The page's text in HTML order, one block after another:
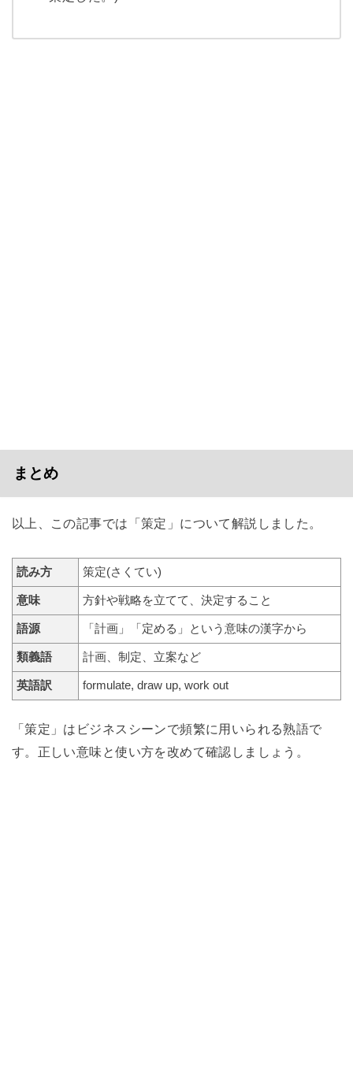
まとめ
以上、この記事では「策定」について解説しました。
読み方 策定(さくてい)
意味 方針や戦略を立てて、決定すること
語源 「計画」「定める」という意味の漢字から
類義語 計画、制定、立案など
英語訳 formulate, draw up, work out
「策定」はビジネスシーンで頻繁に用いられる熟語で
す。正しい意味と使い方を改めて確認しましょう。